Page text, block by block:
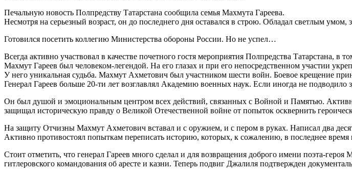
Печальную новость Полпредству Татарстана сообщила семья Махмута Гареева.
Несмотря на серьезный возраст, он до последнего дня оставался в строю. Обладал светлым
Готовился посетить коллегию Министерства обороны России. Но не успел…
Всегда активно участвовал в качестве почетного гостя мероприятия Полпредства Татарстана, в
Махмут Гареев был человеком-легендой. На его глазах и при его непосредственном участии
У него уникальная судьба. Махмут Ахметович был участником шести войн. Боевое крещение
Генерал Гареев больше 20-ти лет возглавлял Академию военных наук. Если иногда не подводило
Он был душой и эмоциональным центром всех действий, связанных с Войной и Памятью.
защищал историческую правду о Великой Отечественной войне от попыток осквернить
На защиту Отчизны Махмут Ахметович вставал и с оружием, и с пером в руках. Написал два
Активно противостоял попыткам переписать историю, которых, к сожалению, в последнее время
Стоит отметить, что генерал Гареев много сделал и для возвращения доброго имени поэта-
гитлеровского командования об аресте и казни. Теперь подвиг Джалиля подтвержден